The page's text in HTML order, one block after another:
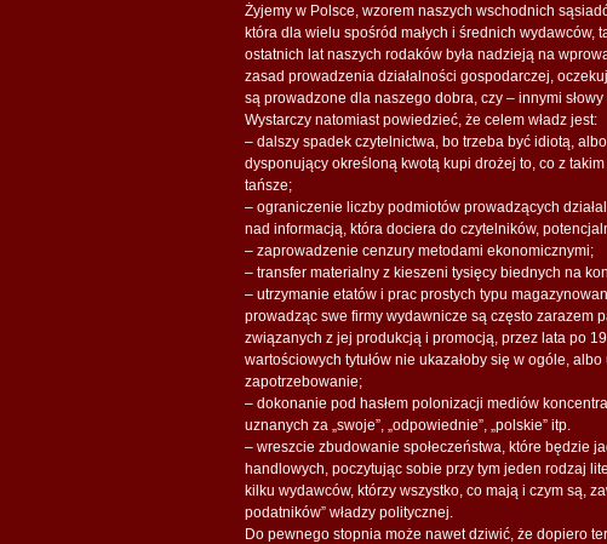
Żyjemy w Polsce, wzorem naszych wschodnich
która dla wielu spośród małych i średnich
ostatnich lat naszych rodaków była nadzieją na
zasad prowadzenia działalności gospodarczej,
są prowadzone dla naszego dobra, czy – innymi słowy
Wystarczy natomiast powiedzieć, że celem władz jest:
– dalszy spadek czytelnictwa, bo trzeba być idiotą,
dysponujący określoną kwotą kupi drożej to, co z takim
tańsze;
– ograniczenie liczby podmiotów prowadzących
nad informacją, która dociera do czytelników,
– zaprowadzenie cenzury metodami ekonomicznymi;
– transfer materialny z kieszeni tysięcy biednych na
– utrzymanie etatów i prac prostych typu
prowadząc swe firmy wydawnicze są często zarazem
związanych z jej produkcją i promocją, przez lata po
wartościowych tytułów nie ukazałoby się w ogóle,
zapotrzebowanie;
– dokonanie pod hasłem polonizacji mediów
uznanych za „swoje”, „odpowiednie”, „polskie” itp.
– wreszcie zbudowanie społeczeństwa, które będzie
handlowych, poczytując sobie przy tym jeden rodzaj
kilku wydawców, którzy wszystko, co mają i czym są,
podatników” władzy politycznej.
Do pewnego stopnia może nawet dziwić, że dopiero